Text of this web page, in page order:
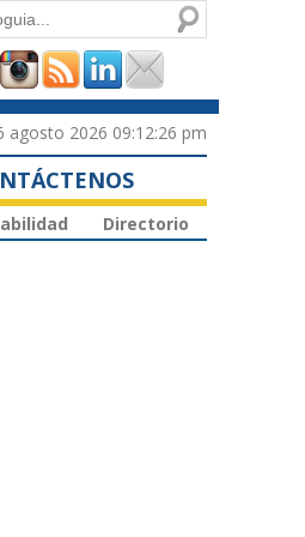
de
agosto 2026 09:12:26 pm
Directorio